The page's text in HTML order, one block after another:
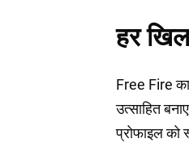
हर
Free Fire का
उत्साहित
प्रोफाइल को